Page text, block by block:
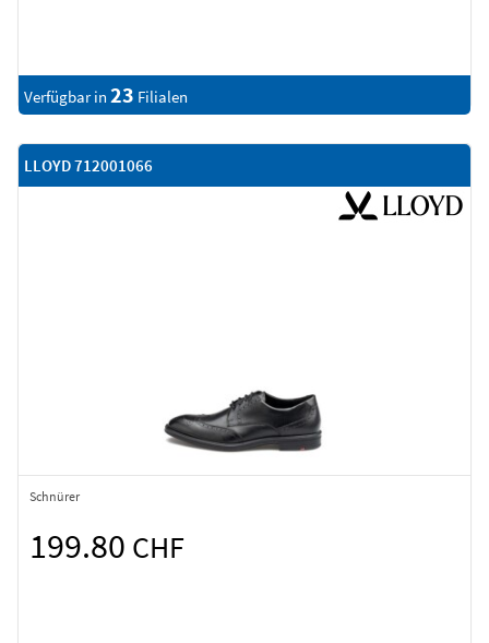
Verfügbar in 23 Filialen
LLOYD 712001066
Schnürer
199.80 CHF